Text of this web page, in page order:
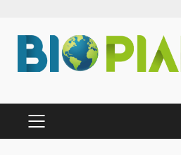
Inhalt
springen
PRIMÄRES
MENÜ